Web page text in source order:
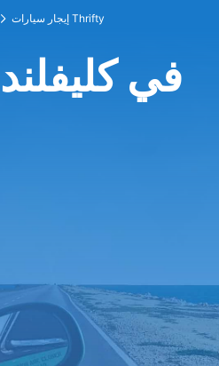
إيجار سيارات Thrifty
Thrifty في كليفلند